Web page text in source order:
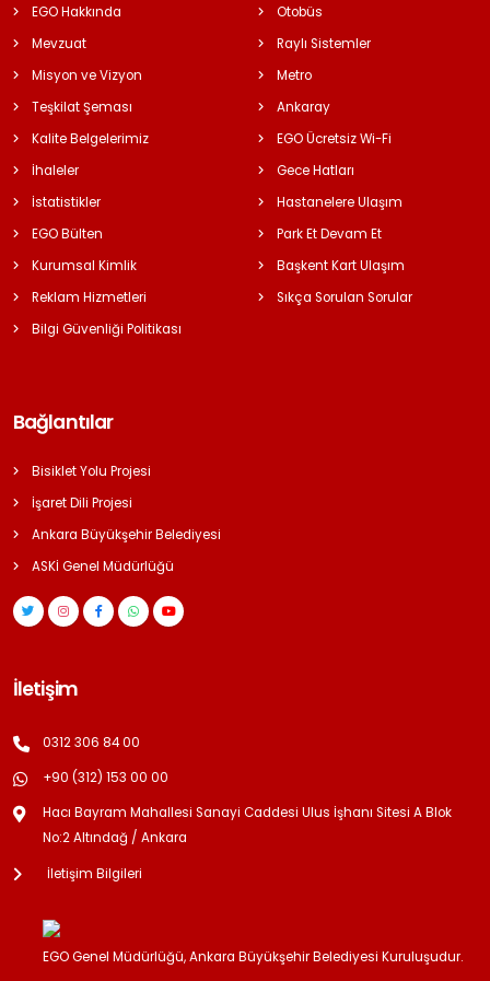
EGO Hakkında
Mevzuat
Misyon ve Vizyon
Teşkilat Şeması
Kalite Belgelerimiz
İhaleler
İstatistikler
EGO Bülten
Kurumsal Kimlik
Reklam Hizmetleri
Bilgi Güvenliği Politikası
Otobüs
Raylı Sistemler
Metro
Ankaray
EGO Ücretsiz Wi-Fi
Gece Hatları
Hastanelere Ulaşım
Park Et Devam Et
Başkent Kart Ulaşım
Sıkça Sorulan Sorular
Bağlantılar
Bisiklet Yolu Projesi
İşaret Dili Projesi
Ankara Büyükşehir Belediyesi
ASKİ Genel Müdürlüğü
İletişim
0312 306 84 00
+90 (312) 153 00 00
Hacı Bayram Mahallesi Sanayi Caddesi Ulus İşhanı Sitesi A Blok
No:2 Altındağ / Ankara
İletişim Bilgileri
EGO Genel Müdürlüğü, Ankara Büyükşehir Belediyesi Kuruluşudur.